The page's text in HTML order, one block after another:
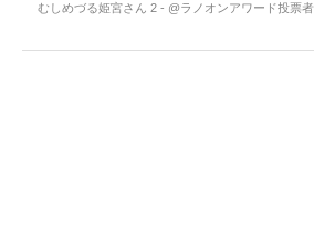
むしめづる姫宮さん 2 - @ラノオンアワード投票者